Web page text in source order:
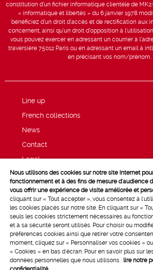
constitution d’un fichier informatique clientèle de
« informatique et libertés » du 6 janvier 1978
bénéficiez d’un droit d’accès et de rectification aux
concernent, ainsi qu’un droit d’opposition à
vous pouvez exercer en adressant un courrier à
traversière 75012 Paris ou en adressant un email à
en précisant vos nom/prénom.
Line up
French collections
News
Contact
Legal
Privacy and cookie policy
Nous utilisons des cookies sur notre site Internet
fonctionnement et à des fins de mesure d'audience
vous offrir une expérience de visite améliorée et
cliquant sur « Tout accepter », vous consentez à
les cookies placés sur notre site. En cliquant sur «
seuls les cookies strictement nécessaires au
et à sa sécurité seront utilisés. Pour choisir ou
préférences cookies ainsi que retirer votre
moment, cliquez sur « Personnaliser vos cookies »
« Cookies » en bas d'écran. Pour en savoir plus sur
données personnelles que nous utilisons : lire notre